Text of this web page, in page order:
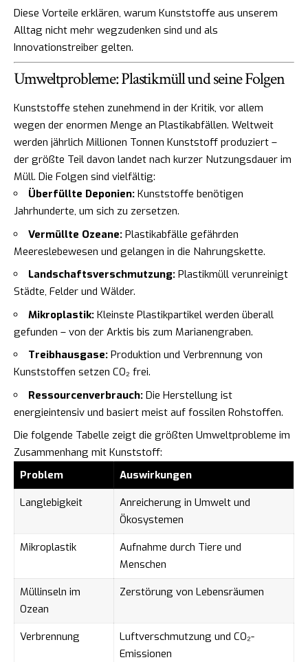
Diese Vorteile erklären, warum Kunststoffe aus unserem
Alltag nicht mehr wegzudenken sind und als
Innovationstreiber gelten.
Umweltprobleme: Plastikmüll und seine Folgen
Kunststoffe stehen zunehmend in der Kritik, vor allem
wegen der enormen Menge an Plastikabfällen. Weltweit
werden jährlich Millionen Tonnen Kunststoff produziert –
der größte Teil davon landet nach kurzer Nutzungsdauer im
Müll. Die Folgen sind vielfältig:
Überfüllte Deponien: Kunststoffe benötigen
Jahrhunderte, um sich zu zersetzen.
Vermüllte Ozeane: Plastikabfälle gefährden
Meereslebewesen und gelangen in die Nahrungskette.
Landschaftsverschmutzung: Plastikmüll verunreinigt
Städte, Felder und Wälder.
Mikroplastik: Kleinste Plastikpartikel werden überall
gefunden – von der Arktis bis zum Marianengraben.
Treibhausgase: Produktion und Verbrennung von
Kunststoffen setzen CO₂ frei.
Ressourcenverbrauch: Die Herstellung ist
energieintensiv und basiert meist auf fossilen Rohstoffen.
Die folgende Tabelle zeigt die größten Umweltprobleme im
Zusammenhang mit Kunststoff:
Problem
Auswirkungen
Langlebigkeit
Anreicherung in Umwelt und
Ökosystemen
Mikroplastik
Aufnahme durch Tiere und
Menschen
Müllinseln im
Ozean
Zerstörung von Lebensräumen
Verbrennung
Luftverschmutzung und CO₂-
Emissionen